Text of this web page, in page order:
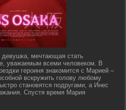
девушка, мечтающая стать
уважаемым всеми человеком. В
героиня знакомится с Марией –
вскружить голову любому
становятся подругами, а Инес
Спустя время Мария